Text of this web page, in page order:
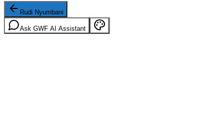
Rudi Nyumbani
Ask GWF AI Assistant